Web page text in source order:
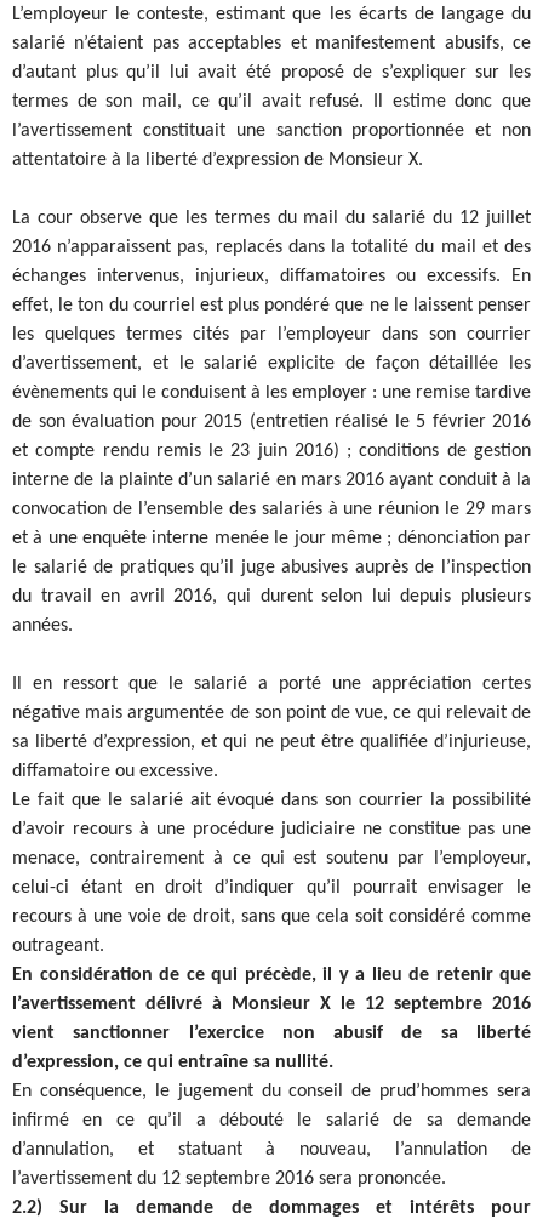
L’employeur le conteste, estimant que les écarts de langage du
salarié n’étaient pas acceptables et manifestement abusifs, ce
d’autant plus qu’il lui avait été proposé de s’expliquer sur les
termes de son mail, ce qu’il avait refusé. Il estime donc que
l’avertissement constituait une sanction proportionnée et non
attentatoire à la liberté d’expression de Monsieur X.
La cour observe que les termes du mail du salarié du 12 juillet
2016 n’apparaissent pas, replacés dans la totalité du mail et des
échanges intervenus, injurieux, diffamatoires ou excessifs. En
effet, le ton du courriel est plus pondéré que ne le laissent penser
les quelques termes cités par l’employeur dans son courrier
d’avertissement, et le salarié explicite de façon détaillée les
évènements qui le conduisent à les employer : une remise tardive
de son évaluation pour 2015 (entretien réalisé le 5 février 2016
et compte rendu remis le 23 juin 2016) ; conditions de gestion
interne de la plainte d’un salarié en mars 2016 ayant conduit à la
convocation de l’ensemble des salariés à une réunion le 29 mars
et à une enquête interne menée le jour même ; dénonciation par
le salarié de pratiques qu’il juge abusives auprès de l’inspection
du travail en avril 2016, qui durent selon lui depuis plusieurs
années.
Il en ressort que le salarié a porté une appréciation certes
négative mais argumentée de son point de vue, ce qui relevait de
sa liberté d’expression, et qui ne peut être qualifiée d’injurieuse,
diffamatoire ou excessive.
Le fait que le salarié ait évoqué dans son courrier la possibilité
d’avoir recours à une procédure judiciaire ne constitue pas une
menace, contrairement à ce qui est soutenu par l’employeur,
celui-ci étant en droit d’indiquer qu’il pourrait envisager le
recours à une voie de droit, sans que cela soit considéré comme
outrageant.
En considération de ce qui précède, il y a lieu de retenir que
l’avertissement délivré à Monsieur X le 12 septembre 2016
vient sanctionner l’exercice non abusif de sa liberté
d’expression, ce qui entraîne sa nullité.
En conséquence, le jugement du conseil de prud’hommes sera
infirmé en ce qu’il a débouté le salarié de sa demande
d’annulation, et statuant à nouveau, l’annulation de
l’avertissement du 12 septembre 2016 sera prononcée.
2.2) Sur la demande de dommages et intérêts pour